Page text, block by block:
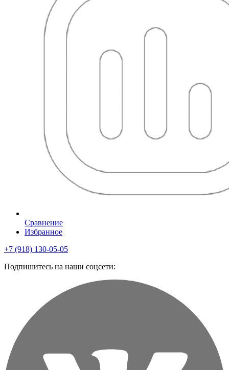
Сравнение
Избранное
+7 (918) 130-05-05
Подпишитесь на наши соцсети: